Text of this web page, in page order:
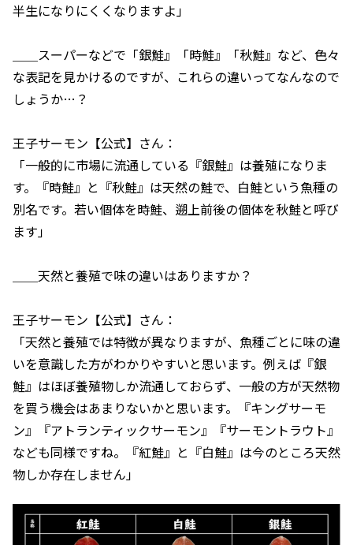
半生になりにくくなりますよ」
＿＿スーパーなどで「銀鮭』「時鮭』「秋鮭』など、色々
な表記を見かけるのですが、これらの違いってなんなので
しょうか…？
王子サーモン【公式】さん：
「一般的に市場に流通している『銀鮭』は養殖になりま
す。『時鮭』と『秋鮭』は天然の鮭で、白鮭という魚種の
別名です。若い個体を時鮭、遡上前後の個体を秋鮭と呼び
ます」
＿＿天然と養殖で味の違いはありますか？
王子サーモン【公式】さん：
「天然と養殖では特徴が異なりますが、魚種ごとに味の違
いを意識した方がわかりやすいと思います。例えば『銀
鮭』はほぼ養殖物しか流通しておらず、一般の方が天然物
を買う機会はあまりないかと思います。『キングサーモ
ン』『アトランティックサーモン』『サーモントラウト』
なども同様ですね。『紅鮭』と『白鮭』は今のところ天然
物しか存在しません」